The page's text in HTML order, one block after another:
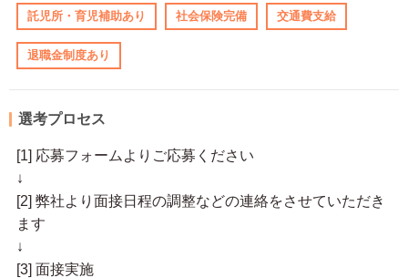
託児所・育児補助あり 社会保険完備 交通費支給
退職金制度あり
選考プロセス
[1] 応募フォームよりご応募ください
↓
[2] 弊社より面接日程の調整などの連絡をさせていただき
ます
↓
[3] 面接実施